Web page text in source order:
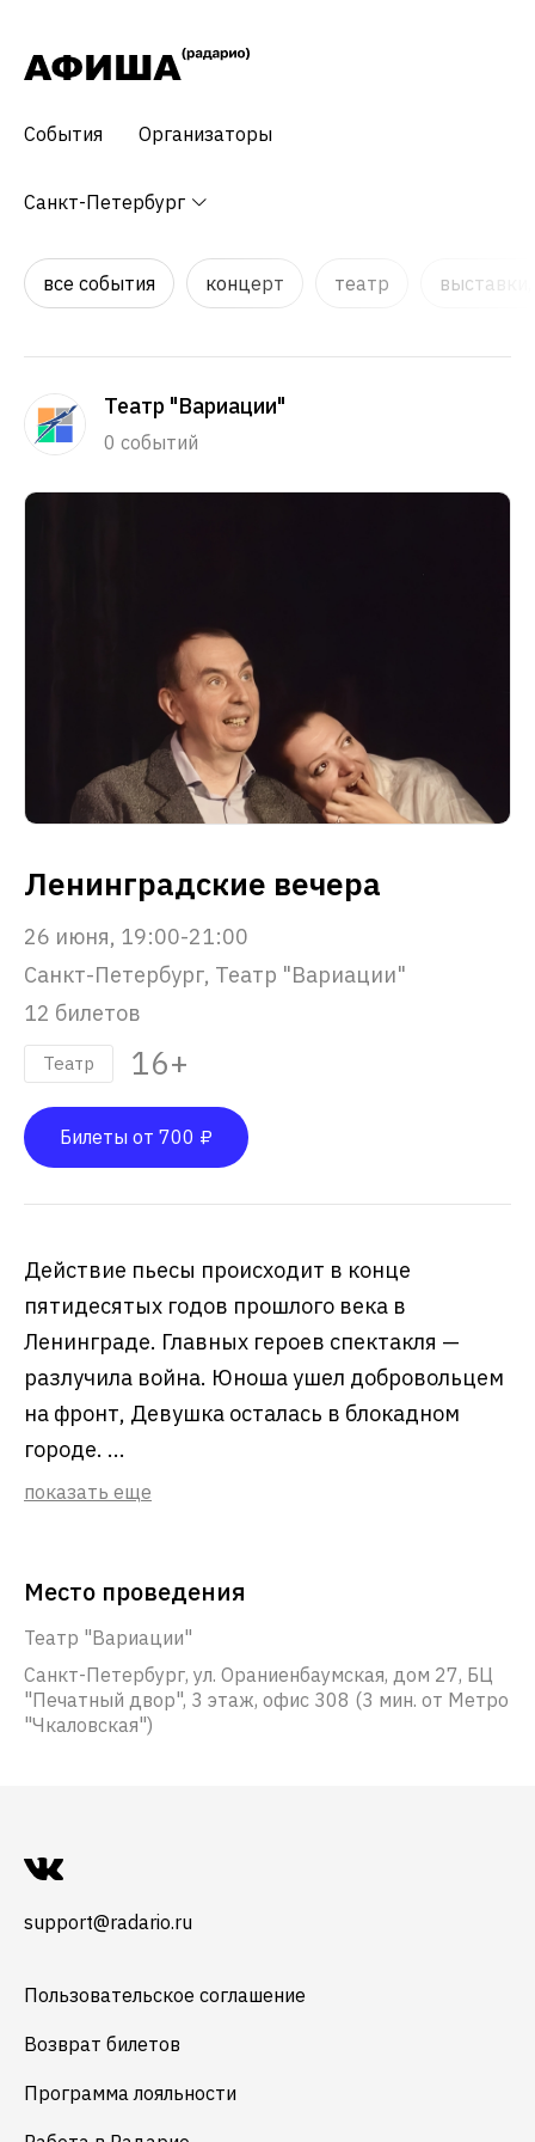
События Организаторы
Санкт-Петербург
все события концерт театр
Театр "Вариации"
0 событий
Ленинградские вечера
26 июня, 19:00-21:00
Санкт-Петербург, Театр "Вариации"
12 билетов
Театр 16+
Билеты от 700 ₽
Действие пьесы происходит в конце
пятидесятых годов прошлого века в
Ленинграде. Главных героев спектакля —
разлучила война. Юноша ушел добровольцем
на фронт, Девушка осталась в блокадном
городе. ...
показать еще
Место проведения
Театр "Вариации"
Санкт-Петербург, ул. Ораниенбаумская, дом 27, БЦ
"Печатный двор", 3 этаж, офис 308 (3 мин. от Метро
"Чкаловская")
support@radario.ru
Пользовательское соглашение
Возврат билетов
Программа лояльности